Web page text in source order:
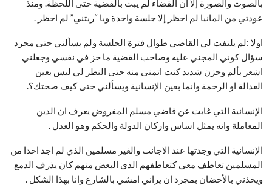
بالصوت والصورة إلا ان القضاء لم يبت بالقضية حتى اللحظة. ومنذ
عودتي من المانيا لم احظر إلا جلسة واحدة ويا “ريتني” لم احظر .
اولا :لم يلتفت لي القاضي طوال فترة الجلسة ولم يسألني حتى مجرد
سؤال كوني المجني عليه وصاحب القضية ما حز في نفسي وجعلني
اشعر بألم وحزن شديد كنت اتمنى منه حتى النظر لي ليس بعين
العدالة او الرحمة وانما بعين الإنسانية ويسألني حتى كيف صحتك؟.
الإنسانية التي غابت عن قاضي مسلم المفروض يعرف ان الدين
المعاملة وانه يمثل اساس واركان الدولة والحكم وهو العدل .
الإنسانية التي وجدتها عند الاجانب والغير مسلمين الذي لم اجد احدا من
المسلمين تعاطف معي كتعاطفهم الذي البعض منهم كان يذرف الدمع
ويخذني بالأحضان بمجرد ان يراني امشي بالشارع وانا بهذا الشكل .